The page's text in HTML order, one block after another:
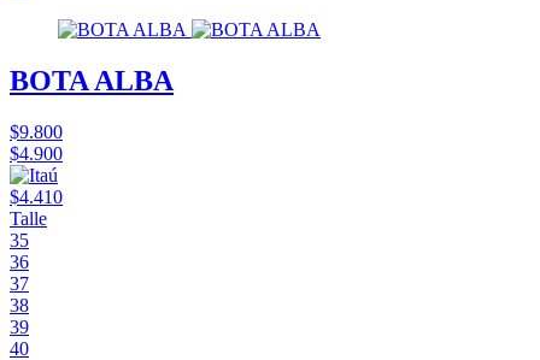
BOTA ALBA
$9.800
$4.900
$4.410
Talle
35
36
37
38
39
40